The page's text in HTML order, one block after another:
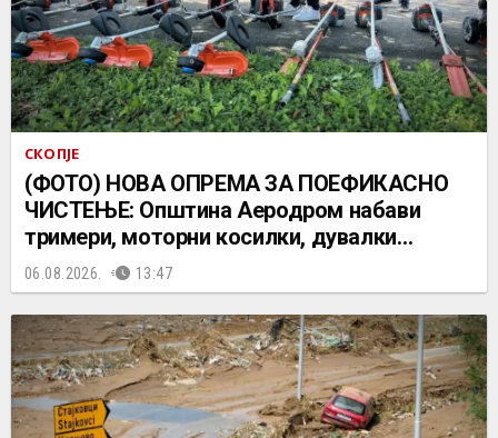
СКОПЈЕ
(ФОТО) НОВА ОПРЕМА ЗА ПОЕФИКАСНО
ЧИСТЕЊЕ: Општина Аеродром набави
тримери, моторни косилки, дувалки…
06.08.2026. 13:47